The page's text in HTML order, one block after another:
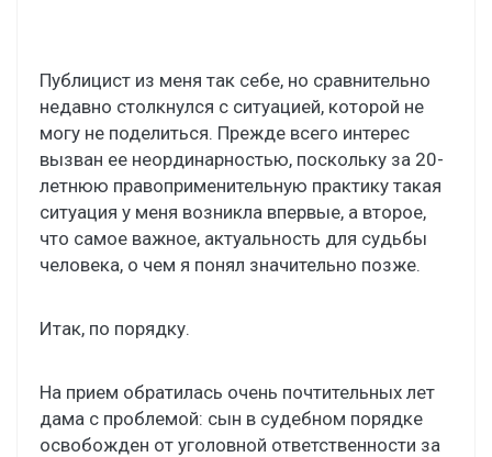
Публицист из меня так себе, но сравнительно
недавно столкнулся с ситуацией, которой не
могу не поделиться. Прежде всего интерес
вызван ее неординарностью, поскольку за 20-
летнюю правоприменительную практику такая
ситуация у меня возникла впервые, а второе,
что самое важное, актуальность для судьбы
человека, о чем я понял значительно позже.
Итак, по порядку.
На прием обратилась очень почтительных лет
дама с проблемой: сын в судебном порядке
освобожден от уголовной ответственности за